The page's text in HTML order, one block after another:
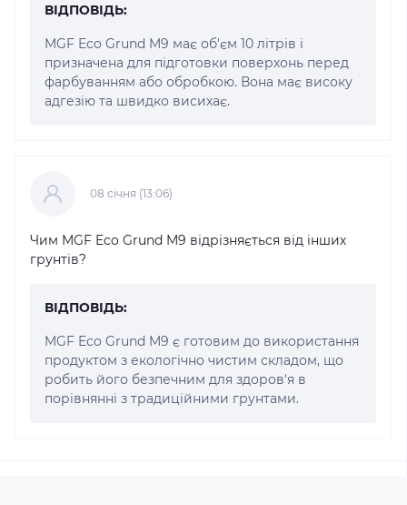
ВІДПОВІДЬ:
MGF Eco Grund M9 має об'єм 10 літрів і
призначена для підготовки поверхонь перед
фарбуванням або обробкою. Вона має високу
адгезію та швидко висихає.
08 cічня (13:06)
Чим MGF Eco Grund M9 відрізняється від інших
грунтів?
ВІДПОВІДЬ:
MGF Eco Grund M9 є готовим до використання
продуктом з екологічно чистим складом, що
робить його безпечним для здоров'я в
порівнянні з традиційними грунтами.